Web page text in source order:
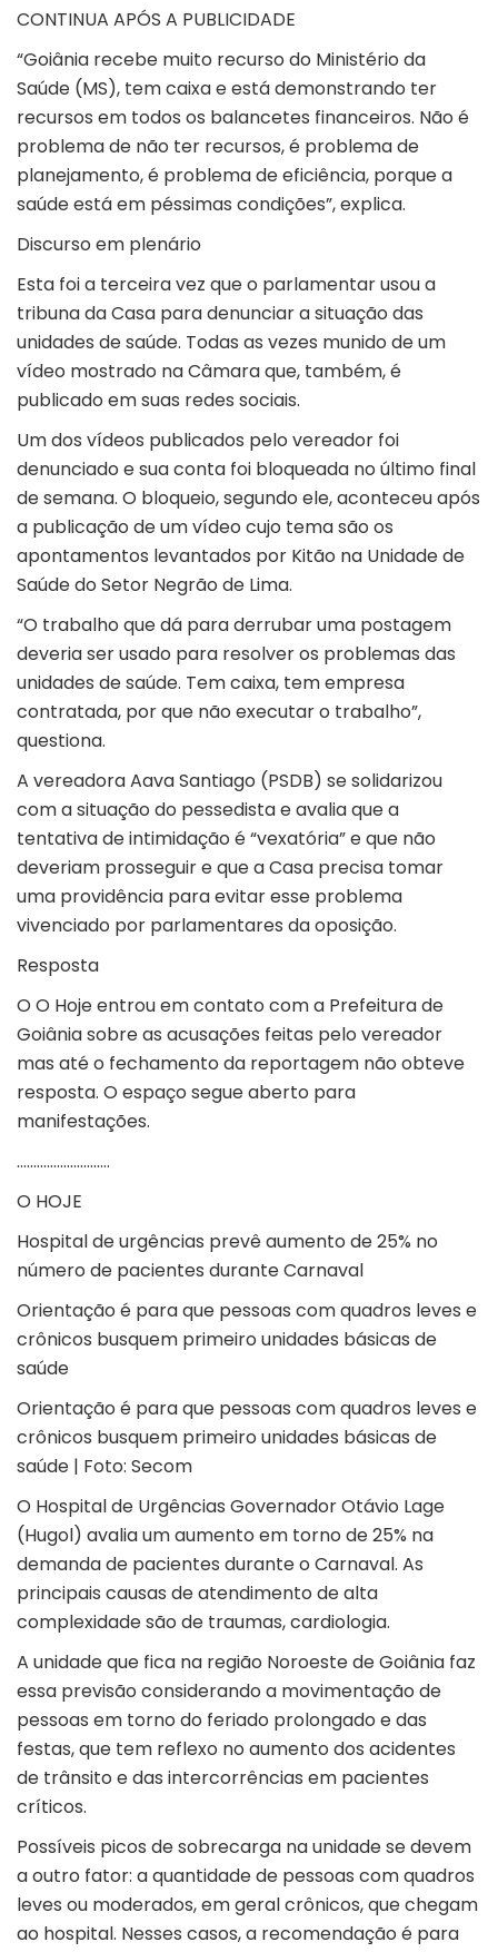
CONTINUA APÓS A PUBLICIDADE
“Goiânia recebe muito recurso do Ministério da
Saúde (MS), tem caixa e está demonstrando ter
recursos em todos os balancetes financeiros. Não é
problema de não ter recursos, é problema de
planejamento, é problema de eficiência, porque a
saúde está em péssimas condições”, explica.
Discurso em plenário
Esta foi a terceira vez que o parlamentar usou a
tribuna da Casa para denunciar a situação das
unidades de saúde. Todas as vezes munido de um
vídeo mostrado na Câmara que, também, é
publicado em suas redes sociais.
Um dos vídeos publicados pelo vereador foi
denunciado e sua conta foi bloqueada no último final
de semana. O bloqueio, segundo ele, aconteceu após
a publicação de um vídeo cujo tema são os
apontamentos levantados por Kitão na Unidade de
Saúde do Setor Negrão de Lima.
“O trabalho que dá para derrubar uma postagem
deveria ser usado para resolver os problemas das
unidades de saúde. Tem caixa, tem empresa
contratada, por que não executar o trabalho”,
questiona.
A vereadora Aava Santiago (PSDB) se solidarizou
com a situação do pessedista e avalia que a
tentativa de intimidação é “vexatória” e que não
deveriam prosseguir e que a Casa precisa tomar
uma providência para evitar esse problema
vivenciado por parlamentares da oposição.
Resposta
O O Hojeentrou em contato com a Prefeitura de
Goiânia sobre as acusações feitas pelo vereador
mas até o fechamento da reportagem não obteve
resposta. O espaço segue aberto para
manifestações.
……………………….
O HOJE
Hospital de urgências prevê aumento de 25% no
número de pacientes durante Carnaval
Orientação é para que pessoas com quadros leves e
crônicos busquem primeiro unidades básicas de
saúde
Orientação é para que pessoas com quadros leves e
crônicos busquem primeiro unidades básicas de
saúde | Foto: Secom
O Hospital de Urgências Governador Otávio Lage
(Hugol) avalia um aumento em torno de 25% na
demanda de pacientes durante o Carnaval. As
principais causas de atendimento de alta
complexidade são de traumas, cardiologia.
A unidade que fica na região Noroeste de Goiânia faz
essa previsão considerando a movimentação de
pessoas em torno do feriado prolongado e das
festas, que tem reflexo no aumento dos acidentes
de trânsito e das intercorrências em pacientes
críticos.
Possíveis picos de sobrecarga na unidade se devem
a outro fator: a quantidade de pessoas com quadros
leves ou moderados, em geral crônicos, que chegam
ao hospital. Nesses casos, a recomendação é para